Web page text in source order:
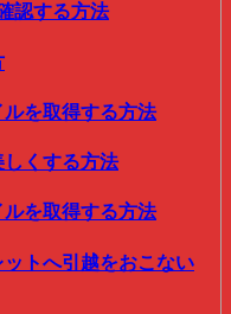
認する方法
を取得する方法
くする方法
を取得する方法
トへ引越をおこない